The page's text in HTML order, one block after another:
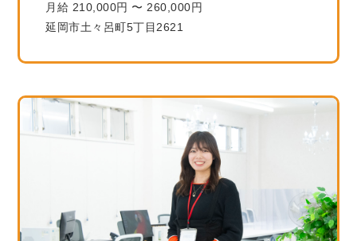
月給 210,000円 〜 260,000円
延岡市土々呂町5丁目2621